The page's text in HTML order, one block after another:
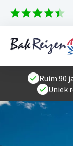
Ruim 90
Uniek